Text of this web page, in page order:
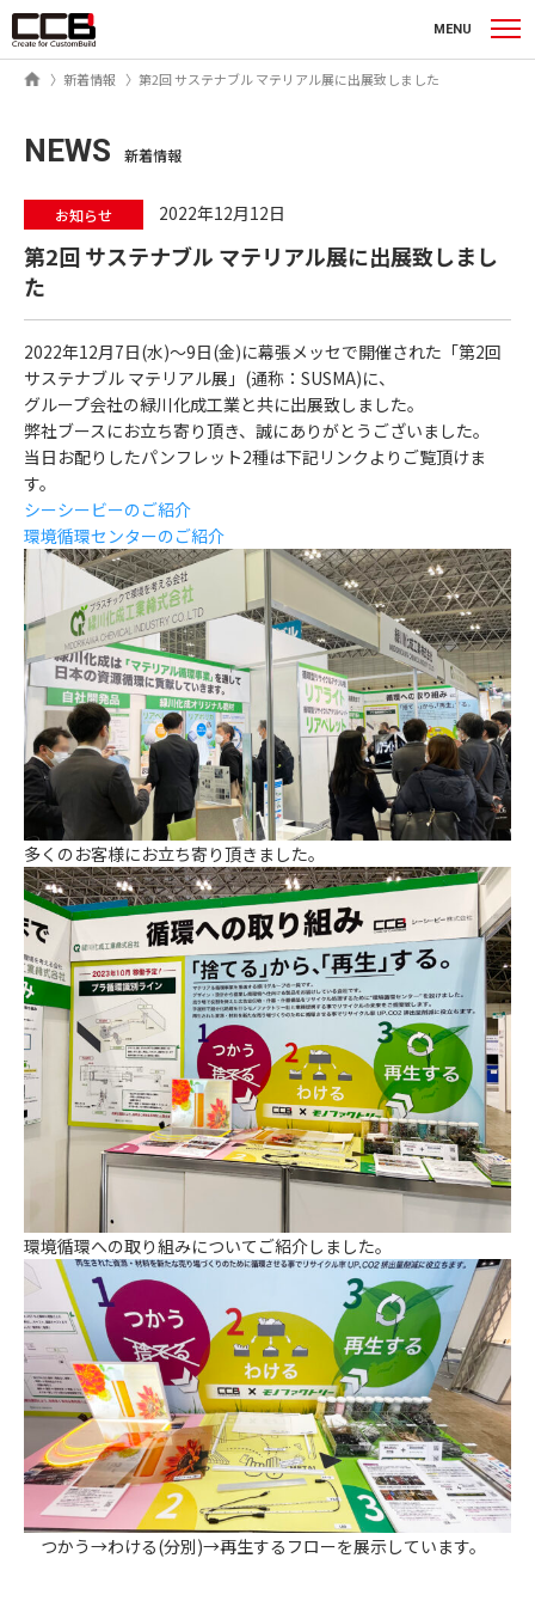
MENU
ホーム新着情報 第2回 サステナブル マテリアル展に出展致しました
NEWS 新着情報
お知らせ 2022年12月12日
第2回 サステナブル マテリアル展に出展致しまし
た
2022年12月7日(水)〜9日(金)に幕張メッセで開催された「第2回
サステナブル マテリアル展」(通称：SUSMA)に、
グループ会社の緑川化成工業と共に出展致しました。
弊社ブースにお立ち寄り頂き、誠にありがとうございました。
当日お配りしたパンフレット2種は下記リンクよりご覧頂けま
す。
シーシービーのご紹介
環境循環センターのご紹介
多くのお客様にお立ち寄り頂きました。
環境循環への取り組みについてご紹介しました。
つかう→わける(分別)→再生するフローを展示しています。